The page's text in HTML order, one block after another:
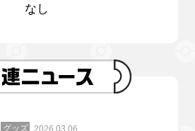
なし
グッズ 2026.03.06